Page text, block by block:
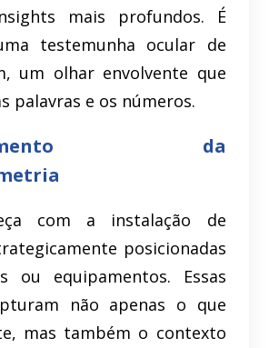
mais profundos. É
testemunha ocular de
um olhar envolvente que
palavras e os números.
da
com a instalação de
posicionadas
ou equipamentos. Essas
não apenas o que
mas também o contexto